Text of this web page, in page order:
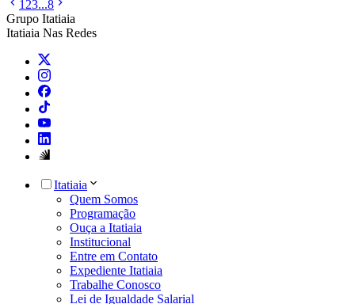
1 23...8
Grupo Itatiaia
Itatiaia Nas Redes
Itatiaia
Quem Somos
Programação
Ouça a Itatiaia
Institucional
Entre em Contato
Expediente Itatiaia
Trabalhe Conosco
Lei de Igualdade Salarial